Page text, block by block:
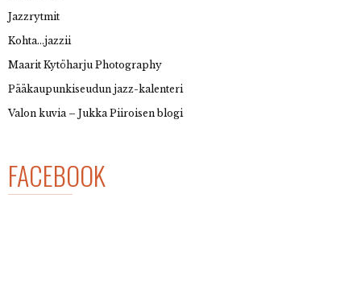
Jazzrytmit
Kohta…jazzii
Maarit Kytöharju Photography
Pääkaupunkiseudun jazz-kalenteri
Valon kuvia – Jukka Piiroisen blogi
FACEBOOK